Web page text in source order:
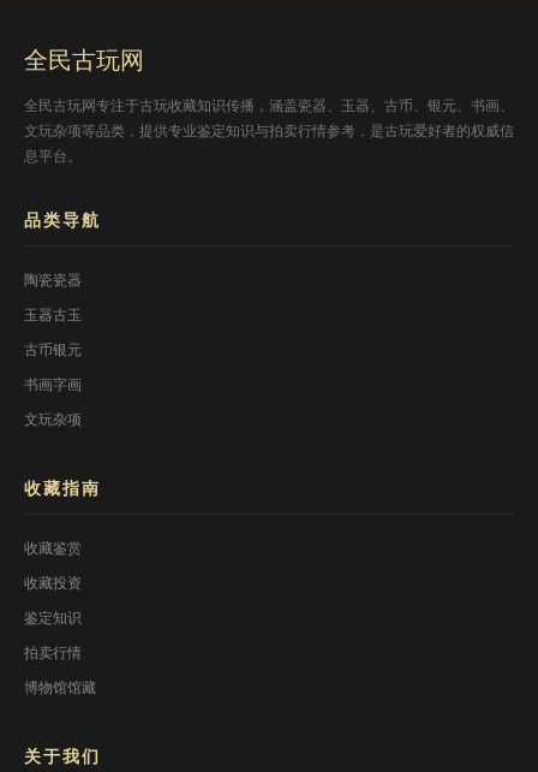
全民古玩网
全民古玩网专注于古玩收藏知识传播，涵盖瓷器、玉器、古币、银元、书画、
文玩杂项等品类，提供专业鉴定知识与拍卖行情参考，是古玩爱好者的权威信
息平台。
品类导航
陶瓷瓷器
玉器古玉
古币银元
书画字画
文玩杂项
收藏指南
收藏鉴赏
收藏投资
鉴定知识
拍卖行情
博物馆馆藏
关于我们